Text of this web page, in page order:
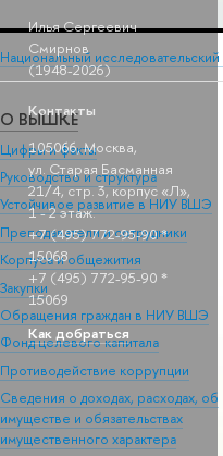
Илья Сергеевич
Смирнов
(1948-2026)
Контакты
105066, Москва,
ул. Старая Басманная
21/4, стр. 3, корпус «Л»,
1 - 2 этаж.
+7 (495) 772-95-90 *
15068
+7 (495) 772-95-90 *
15069
Как добраться
Национальный
О ВЫШКЕ
Цифры и факты
Руководство и структура
Устойчивое развитие в НИУ ВШЭ
Преподаватели и сотрудники
Корпуса и общежития
Закупки
Обращения граждан в НИУ ВШЭ
Фонд целевого капитала
Противодействие коррупции
Сведения о доходах, расходах, об
имуществе и обязательствах
имущественного характера